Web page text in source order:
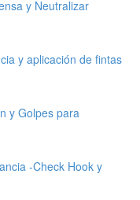
y Neutralizar
y aplicación de fintas
y Golpes para
-Check Hook y